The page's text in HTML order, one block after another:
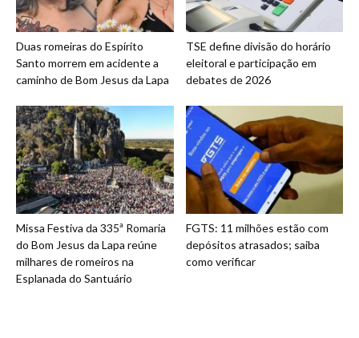
Duas romeiras do Espírito
Santo morrem em acidente a
caminho de Bom Jesus da Lapa
TSE define divisão do horário
eleitoral e participação em
debates de 2026
Missa Festiva da 335ª Romaria
do Bom Jesus da Lapa reúne
milhares de romeiros na
Esplanada do Santuário
FGTS: 11 milhões estão com
depósitos atrasados; saiba
como verificar